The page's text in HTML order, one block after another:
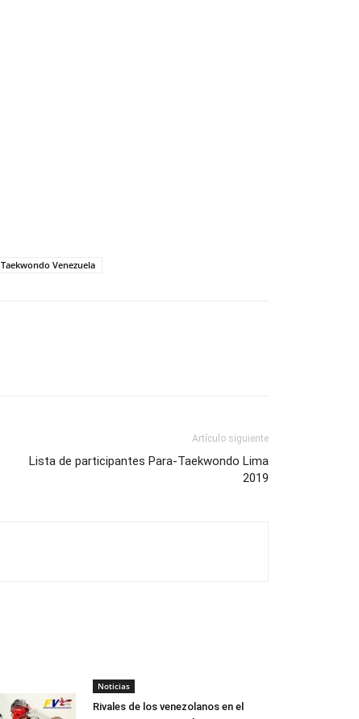
Taekwondo Venezuela
Artículo siguiente
Lista de participantes Para-Taekwondo Lima
2019
Noticias
Rivales de los venezolanos en el